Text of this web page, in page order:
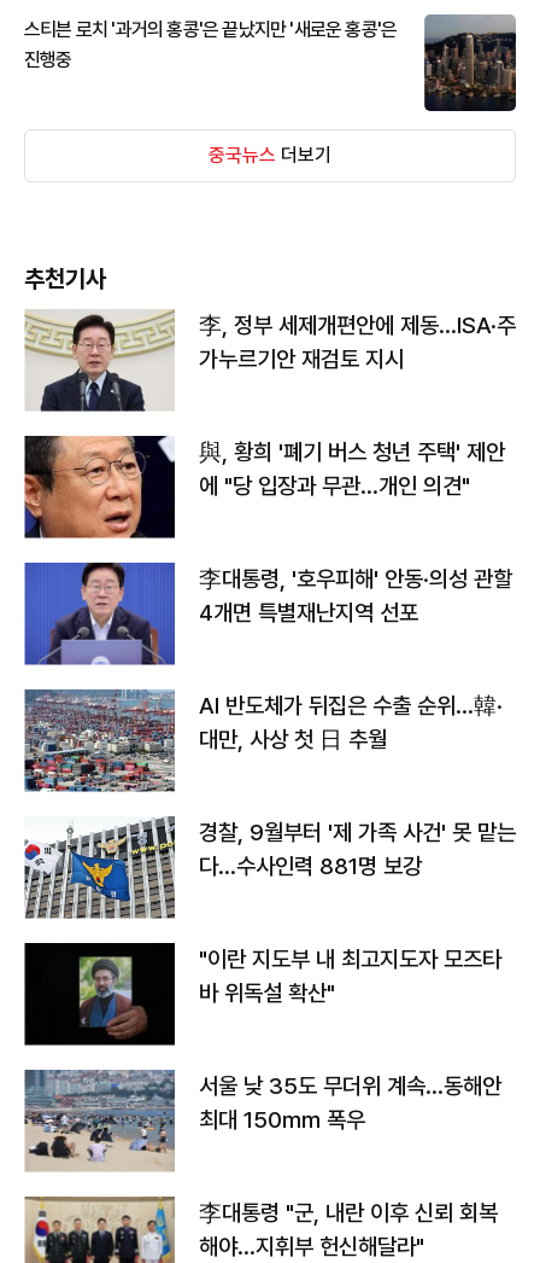
스티븐 로치 '과거의 홍콩'은 끝났지만 '새로운 홍콩'은
진행중
중국뉴스 더보기
추천기사
李, 정부 세제개편안에 제동…ISA·주
가누르기안 재검토 지시
與, 황희 '폐기 버스 청년 주택' 제안
에 "당 입장과 무관…개인 의견"
李대통령, '호우피해' 안동·의성 관할
4개면 특별재난지역 선포
AI 반도체가 뒤집은 수출 순위…韓·
대만, 사상 첫 日 추월
경찰, 9월부터 '제 가족 사건' 못 맡는
다…수사인력 881명 보강
"이란 지도부 내 최고지도자 모즈타
바 위독설 확산"
서울 낮 35도 무더위 계속…동해안
최대 150㎜ 폭우
李대통령 "군, 내란 이후 신뢰 회복
해야…지휘부 헌신해달라"